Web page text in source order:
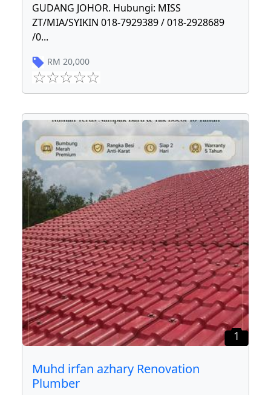
GUDANG JOHOR. Hubungi: MISS
ZT/MIA/SYIKIN 018-7929389 / 018-2928689
/0...
RM 20,000
1
Muhd irfan azhary Renovation
Plumber